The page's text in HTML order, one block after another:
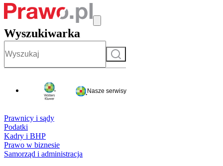
Wyszukiwarka
Szukaj
Nasze serwisy
Prawnicy i sądy
Podatki
Kadry i BHP
Prawo w biznesie
Samorząd i administracja